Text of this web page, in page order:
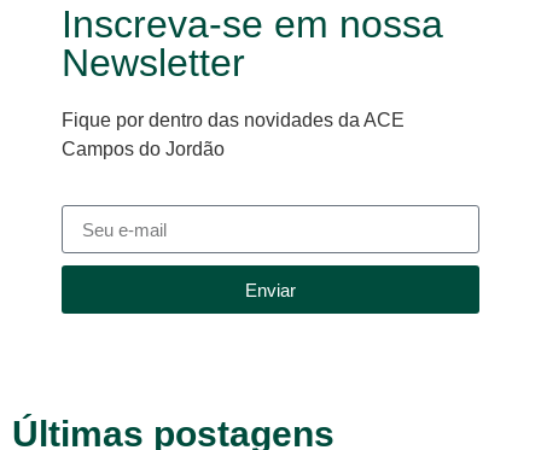
Inscreva-se em nossa
Newsletter
Fique por dentro das novidades da ACE
Campos do Jordão
Enviar
Últimas postagens